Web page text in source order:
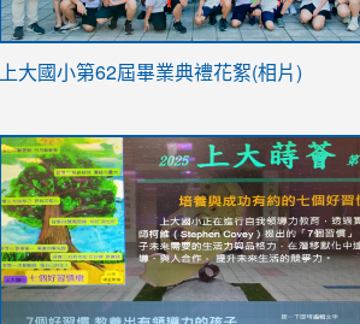
link
YfDQppRvyMk686kIw6SBbssEIZ6WnT/
usp=sharing
上大國小第62屆畢業典禮花絮(相片)
to
https://drive.google.com/file/d/1I-
YfDQppRvyMk686kIw6SBbssEIZ6WnT/
usp=sharing
to
https://sites.google.com/stes.tyc.edu.tw/